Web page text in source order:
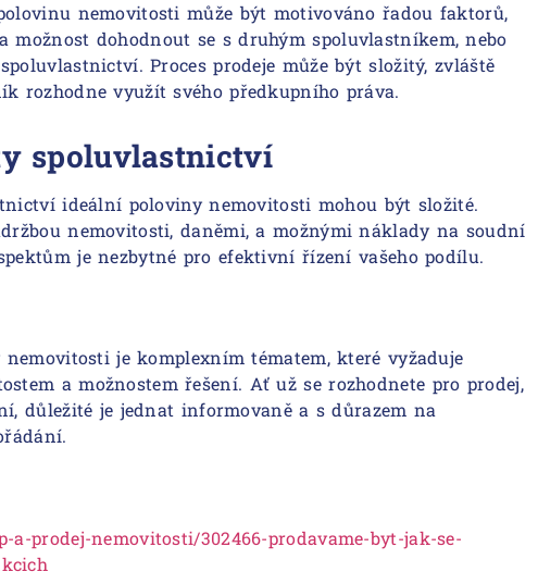
nemovitosti může být motivováno řadou faktorů,
možnost dohodnout se s druhým spoluvlastníkem, nebo
Proces prodeje může být složitý, zvláště
rozhodne využít svého předkupního práva.
spoluvlastnictví
ideální poloviny nemovitosti mohou být složité.
nemovitosti, daněmi, a možnými náklady na soudní
je nezbytné pro efektivní řízení vašeho podílu.
je komplexním tématem, které vyžaduje
a možnostem řešení. Ať už se rozhodnete pro prodej,
důležité je jednat informovaně a s důrazem na
a-prodej-nemovitosti/302466-prodavame-byt-jak-se-